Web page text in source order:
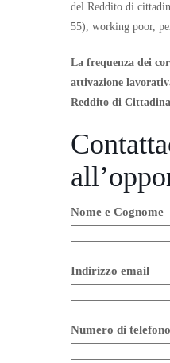
del Reddito di
55), working poor,
La frequenza dei
attivazione
Reddito di
Nome e Cognome
Indirizzo email
Numero di telefono